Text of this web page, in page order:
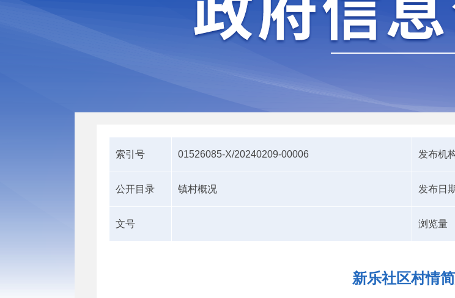
索引号 01526085-X/20240209-00006 发布机
公开目录 镇村概况 发布日
文号 浏览量
新乐社区村情